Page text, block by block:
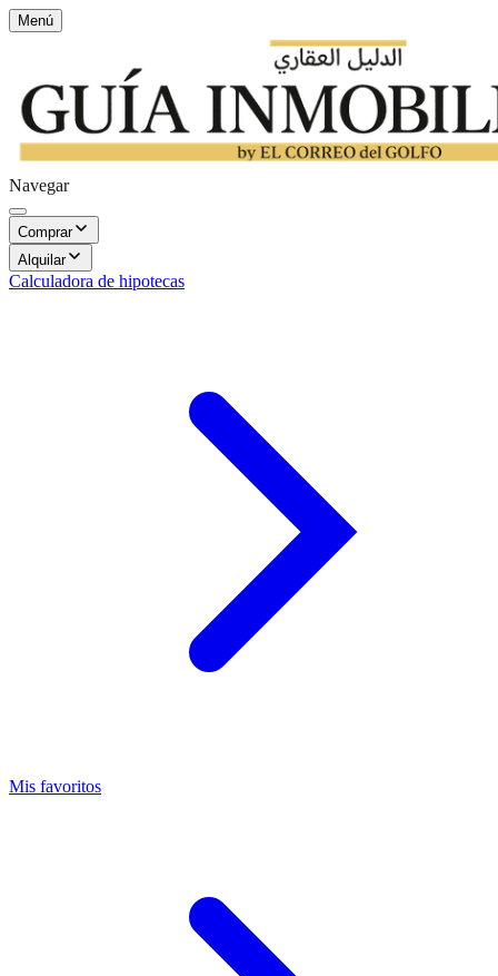
Menú
Navegar
Comprar
Alquilar
Calculadora de hipotecas
Mis favoritos